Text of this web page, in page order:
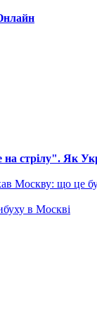
стрілу". Як
Москву: що це
в Москві